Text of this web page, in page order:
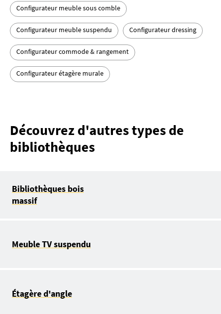
Configurateur meuble sous comble
Configurateur meuble suspendu Configurateur dressing
Configurateur commode & rangement
Configurateur étagère murale
Découvrez d'autres types de
bibliothèques
Bibliothèques bois
massif
Meuble TV suspendu
Étagère d'angle